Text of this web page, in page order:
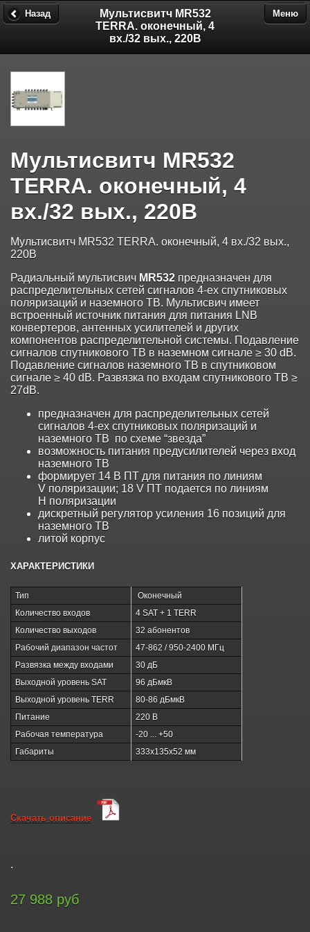
Мультисвитч MR532
TERRA. оконечный, 4
вх./32 вых., 220В
Назад Меню
Мультисвитч MR532
TERRA. оконечный, 4
вх./32 вых., 220В
Мультисвитч MR532 TERRA. оконечный, 4 вх./32 вых.,
220В
Радиальный мультисвич MR532 предназначен для
распределительных сетей сигналов 4-ех спутниковых
поляризаций и наземного ТВ. Мультисвич имеет
встроенный источник питания для питания LNB
конвертеров, антенных усилителей и других
компонентов распределительной системы. Подавление
сигналов спутникового ТВ в наземном сигнале ≥ 30 dB.
Подавление сигналов наземного ТВ в спутниковом
сигнале ≥ 40 dB. Развязка по входам спутникового ТВ ≥
27dB.
предназначен для распределительных сетей
сигналов 4-ех спутниковых поляризаций и
наземного ТВ по схеме “звезда”
возможность питания предусилителей через вход
наземного ТВ
формирует 14 В ПТ для питания по линиям
V поляризации; 18 V ПТ подается по линиям
H поляризации
дискретный регулятор усиления 16 позиций для
наземного ТВ
литой корпус
ХАРАКТЕРИСТИКИ
Тип
Оконечный
Количество входов
4 SAT + 1 TERR
Количество выходов
32 абонентов
Рабочий диапазон частот
47-862 / 950-2400 МГц
Развязка между входами
30 дБ
Выходной уровень SAT
96 дБмкВ
Выходной уровень TERR
80-86 дБмкВ
Питание
220 В
Рабочая температура
-20 ... +50
Габариты
333х135х52 мм
Скачать описание
.
27 988 руб